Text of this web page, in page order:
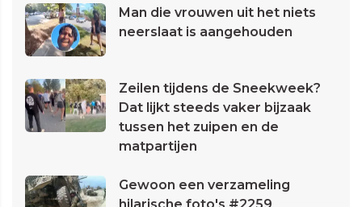
Man die vrouwen uit het niets
neerslaat is aangehouden
Zeilen tijdens de Sneekweek?
Dat lijkt steeds vaker bijzaak
tussen het zuipen en de
matpartijen
Gewoon een verzameling